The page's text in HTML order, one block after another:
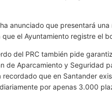
anunciado que presentará
el Ayuntamiento registre el
del PRC también pide
de Aparcamiento y Seguridad
recordado que en Santander
por apenas 3.000